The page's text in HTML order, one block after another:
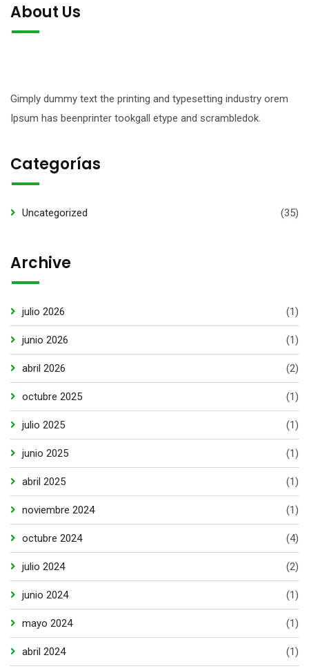
About Us
Gimply dummy text the printing and typesetting industry orem
Ipsum has beenprinter tookgall etype and scrambledok.
Categorías
Uncategorized (35)
Archive
julio 2026 (1)
junio 2026 (1)
abril 2026 (2)
octubre 2025 (1)
julio 2025 (1)
junio 2025 (1)
abril 2025 (1)
noviembre 2024 (1)
octubre 2024 (4)
julio 2024 (2)
junio 2024 (1)
mayo 2024 (1)
abril 2024 (1)